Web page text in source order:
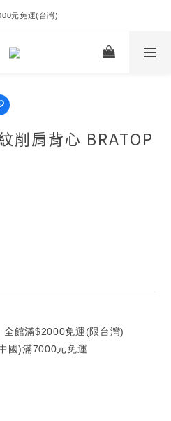
元免運(台灣)
削肩背心 BRATOP
全館滿$2000免運(限台灣)
國)滿7000元免運